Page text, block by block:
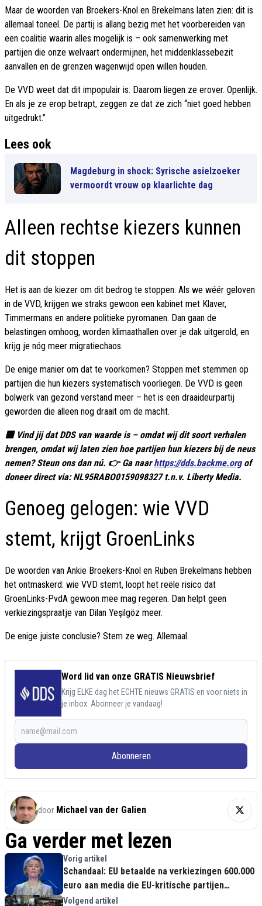
Maar de woorden van Broekers-Knol en Brekelmans laten zien: dit is
allemaal toneel. De partij is allang bezig met het voorbereiden van
een coalitie waarin alles mogelijk is – ook samenwerking met
partijen die onze welvaart ondermijnen, het middenklassebezit
aanvallen en de grenzen wagenwijd open willen houden.
De VVD weet dat dit impopulair is. Daarom liegen ze erover. Openlijk.
En als je ze erop betrapt, zeggen ze dat ze zich “niet goed hebben
uitgedrukt.”
Lees ook
Magdeburg in shock: Syrische asielzoeker
vermoordt vrouw op klaarlichte dag
Alleen rechtse kiezers kunnen
dit stoppen
Het is aan de kiezer om dit bedrog te stoppen. Als we wéér geloven
in de VVD, krijgen we straks gewoon een kabinet met Klaver,
Timmermans en andere politieke pyromanen. Dan gaan de
belastingen omhoog, worden klimaathallen over je dak uitgerold, en
krijg je nóg meer migratiechaos.
De enige manier om dat te voorkomen? Stoppen met stemmen op
partijen die hun kiezers systematisch voorliegen. De VVD is geen
bolwerk van gezond verstand meer – het is een draaideurpartij
geworden die alleen nog draait om de macht.
🟥 Vind jij dat DDS van waarde is – omdat wij dit soort verhalen
brengen, omdat wij laten zien hoe partijen hun kiezers bij de neus
nemen? Steun ons dan nú. 👉 Ga naarhttps://dds.backme.orgof
doneer direct via: NL95RABO0159098327 t.n.v. Liberty Media.
Genoeg gelogen: wie VVD
stemt, krijgt GroenLinks
De woorden van Ankie Broekers-Knol en Ruben Brekelmans hebben
het ontmaskerd: wie VVD stemt, loopt het reële risico dat
GroenLinks-PvdA gewoon mee mag regeren. Dan helpt geen
verkiezingspraatje van Dilan Yeşilgöz meer.
De enige juiste conclusie? Stem ze weg. Allemaal.
Word lid van onze GRATIS Nieuwsbrief
Krijg ELKE dag het ECHTE nieuws GRATIS en voor niets in
je inbox. Abonneer je vandaag!
Abonneren
door Michael van der Galien
Ga verder met lezen
Vorig artikel
Schandaal: EU betaalde na verkiezingen 600.000
euro aan media die EU-kritische partijen
zwartmaakten
Volgend artikel